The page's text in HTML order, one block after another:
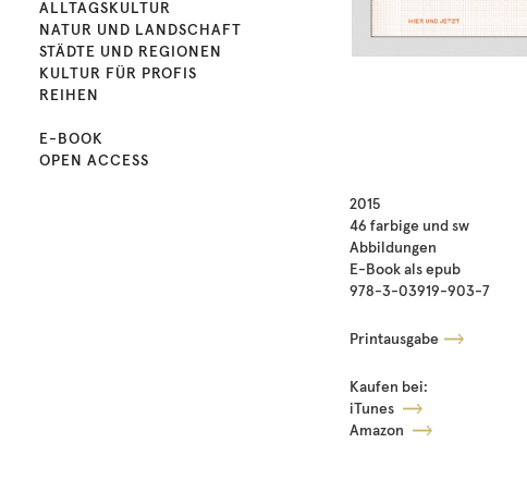
ALLTAGSKULTUR
NATUR UND LANDSCHAFT
STÄDTE UND REGIONEN
KULTUR FÜR PROFIS
REIHEN
E-BOOK
OPEN ACCESS
2015
46 farbige und sw
Abbildungen
E-Book als epub
978-3-03919-903-7
Printausgabe
Kaufen bei:
iTunes
Amazon